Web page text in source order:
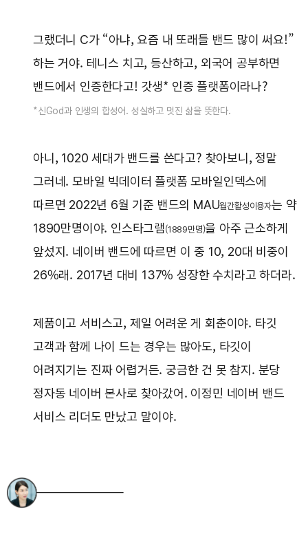
그랬더니 C가 “아냐, 요즘 내 또래들 밴드 많이 써요!”
하는 거야. 테니스 치고, 등산하고, 외국어 공부하면
밴드에서 인증한다고! 갓생* 인증 플랫폼이라나?
*신God과 인생의 합성어. 성실하고 멋진 삶을 뜻한다.
아니, 1020 세대가 밴드를 쓴다고? 찾아보니, 정말
그러네. 모바일 빅데이터 플랫폼 모바일인덱스에
따르면 2022년 6월 기준 밴드의 MAU월간활성이용자는 약
1890만명이야. 인스타그램(1889만명)을 아주 근소하게
앞섰지. 네이버 밴드에 따르면 이 중 10, 20대 비중이
26%래. 2017년 대비 137% 성장한 수치라고 하더라.
제품이고 서비스고, 제일 어려운 게 회춘이야. 타깃
고객과 함께 나이 드는 경우는 많아도, 타깃이
어려지기는 진짜 어렵거든. 궁금한 건 못 참지. 분당
정자동 네이버 본사로 찾아갔어. 이정민 네이버 밴드
서비스 리더도 만났고 말이야.